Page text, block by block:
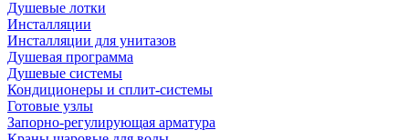
Душевые лотки
Инсталляции
Инсталляции для унитазов
Душевая программа
Душевые системы
Кондиционеры и сплит-системы
Готовые узлы
Запорно-регулирующая арматура